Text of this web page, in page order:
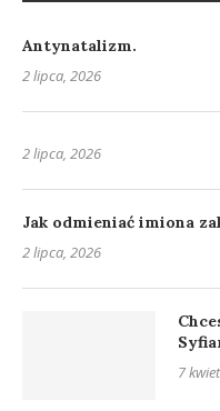
Antynatalizm.
2 lipca, 2026
2 lipca, 2026
Jak odmieniać imiona
2 lipca, 2026
7